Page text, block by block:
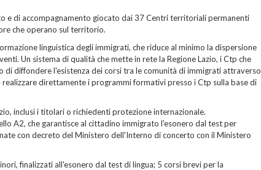
e di accompagnamento giocato dai 37 Centri territoriali permanenti
che operano sul territorio.
linguistica degli immigrati, che riduce al minimo la dispersione
Un sistema di qualità che mette in rete la Regione Lazio, i Ctp che
di diffondere l'esistenza dei corsi tra le comunità di immigrati attraverso
direttamente i programmi formativi presso i Ctp sulla base di
inclusi i titolari o richiedenti protezione internazionale.
A2, che garantisce al cittadino immigrato l'esonero dal test per
con decreto del Ministero dell'Interno di concerto con il Ministero
finalizzati all'esonero dal test di lingua; 5 corsi brevi per la